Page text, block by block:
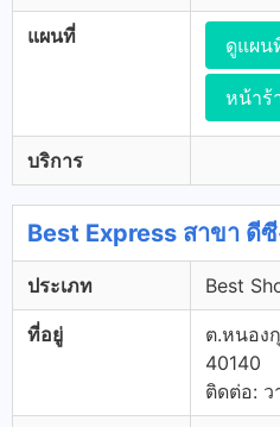
แผนที่ ดูแผน
หน้าร้
บริการ
Best Express สาขา ดี
ประเภท Best
ที่อยู่
ต.หนอง
40140
ติดต่อ: